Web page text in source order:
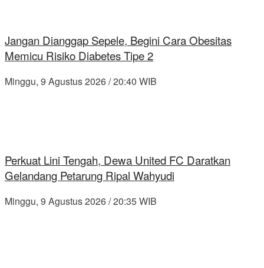
Jangan Dianggap Sepele, Begini Cara Obesitas
Memicu Risiko Diabetes Tipe 2
Minggu, 9 Agustus 2026 / 20:40 WIB
Perkuat Lini Tengah, Dewa United FC Daratkan
Gelandang Petarung Ripal Wahyudi
Minggu, 9 Agustus 2026 / 20:35 WIB